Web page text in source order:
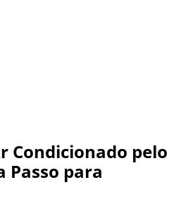
Condicionado pelo
Passo para